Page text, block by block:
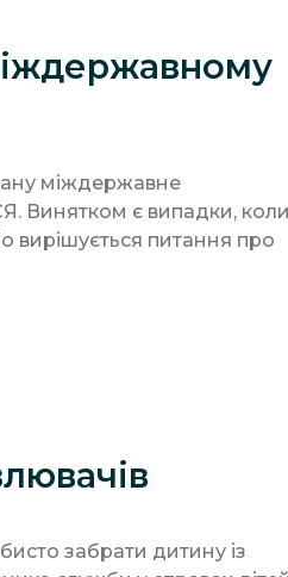
міждержавне
Винятком є випадки, коли
вирішується питання про
забрати дитину із